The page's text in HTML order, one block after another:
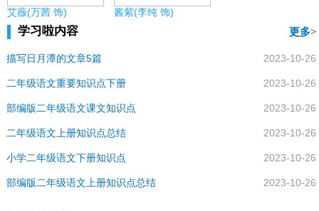
艾薇(万茜 饰) 酱紫(李纯 饰)
学习啦内容 更多
2023-10-26
描写日月潭的文章5篇
2023-10-26
二年级语文重要知识点下册
2023-10-26
部编版二年级语文课文知识点
2023-10-26
二年级语文上册知识点总结
2023-10-26
小学二年级语文下册知识点
2023-10-26
部编版二年级语文上册知识点总结